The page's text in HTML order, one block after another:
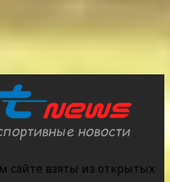
сайте взяты из открытых